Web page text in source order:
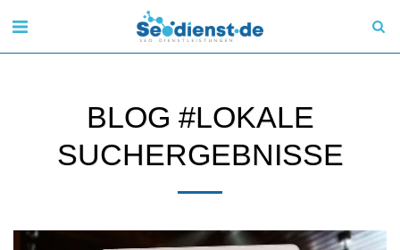
BLOG #LOKALE
SUCHERGEBNISSE